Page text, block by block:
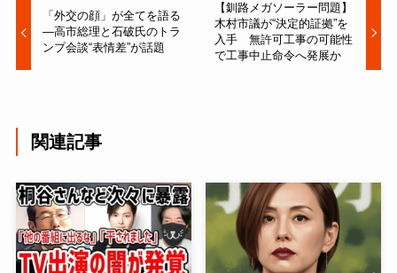
「外交の顔」が全てを語る
—高市総理と石破氏のトラ
ンプ会談“表情差”が話題
【釧路メガソーラー問題】
木村市議が“決定的証拠”を
入手 無許可工事の可能性
で工事中止命令へ発展か
関連記事